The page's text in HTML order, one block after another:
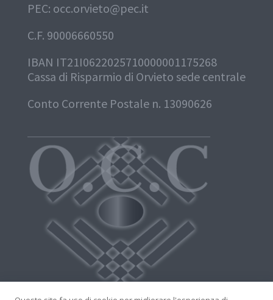
PEC: occ.orvieto@pec.it
C.F. 90006660550
IBAN IT21I0622025710000001175268
Cassa di Risparmio di Orvieto sede centrale
Conto Corrente Postale n. 13090626